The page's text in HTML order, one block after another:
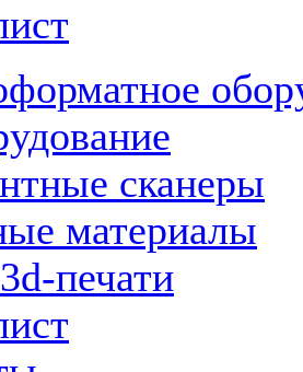
сканеры
материалы
печати